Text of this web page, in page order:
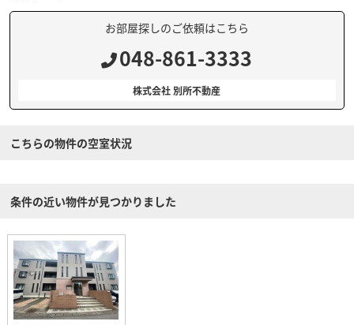
お部屋探しのご依頼はこちら
048-861-3333
株式会社 別所不動産
こちらの物件の空室状況
条件の近い物件が見つかりました